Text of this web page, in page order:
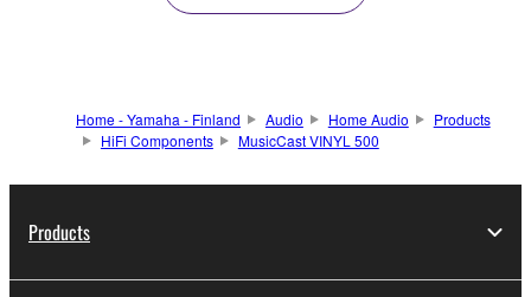
Home - Yamaha - Finland Audio Home Audio
Products
HiFi Components
MusicCast VINYL 500
Products